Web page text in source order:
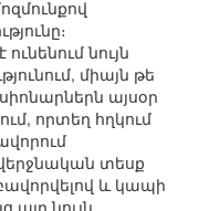
նույն
միայն թե
այսօր
որտեղ հղկում
տեսք
և կապի